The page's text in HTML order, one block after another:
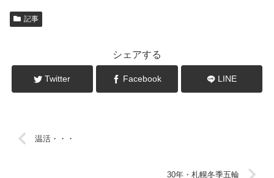
記事
シェアする
Twitter Facebook LINE
温活・・・
30年・札幌冬季五輪